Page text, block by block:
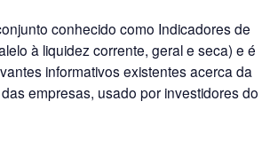
conhecido como Indicadores de
à liquidez corrente, geral e seca) e é
informativos existentes acerca da
empresas, usado por investidores do